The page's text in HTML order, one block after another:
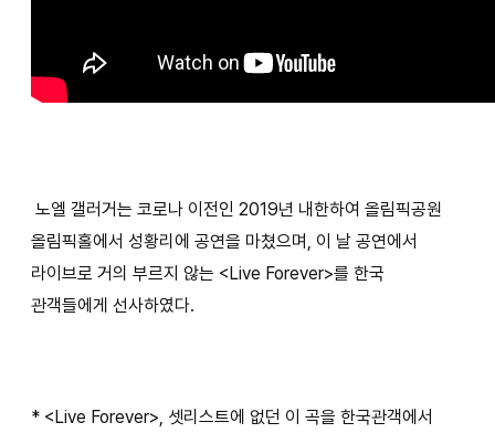
노엘 갤러거는 코로나 이전인 2019년 내한하여 올림픽공원
올림픽홀에서 성황리에 공연을 마쳤으며, 이 날 공연에서
라이브로 거의 부르지 않는 <Live Forever>를 한국
관객들에게 선사하였다.
* <Live Forever>, 셋리스트에 없던 이 곡을 한국관객에서